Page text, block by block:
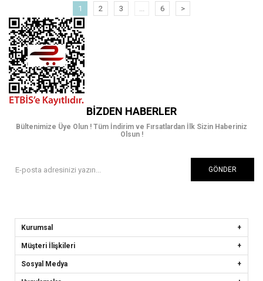
1 2 3 ... 6 >
BIZDEN HABERLER
Bültenimize Üye Olun ! Tüm İndirim ve Fırsatlardan İlk Sizin Haberiniz
Olsun !
GÖNDER
Kurumsal
Müşteri İlişkileri
Sosyal Medya